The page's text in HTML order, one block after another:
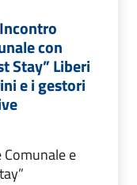
con
Stay” Liberi
e i gestori
e